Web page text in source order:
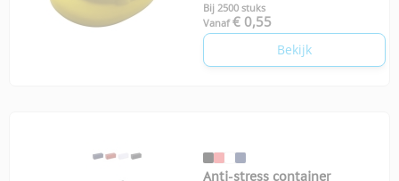
Bij 2500 stuks
Vanaf € 0,55
Bekijk
Anti-stress container